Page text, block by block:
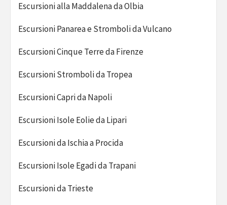
Escursioni alla Maddalena da Olbia
Escursioni Panarea e Stromboli da Vulcano
Escursioni Cinque Terre da Firenze
Escursioni Stromboli da Tropea
Escursioni Capri da Napoli
Escursioni Isole Eolie da Lipari
Escursioni da Ischia a Procida
Escursioni Isole Egadi da Trapani
Escursioni da Trieste